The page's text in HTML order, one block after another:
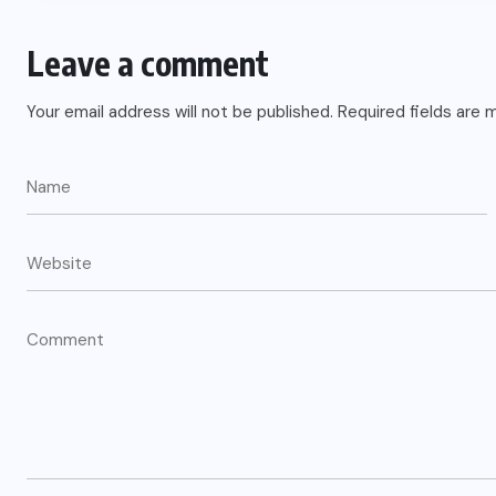
Leave a comment
Your email address will not be published. Required fields are